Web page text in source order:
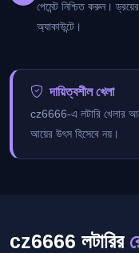
পেমেন্ট নিশ্চিত করুন।
অ্যাকাউন্টে।
দায়িত্বশীল খেলা
cz6666-এ লটারি খেলার
আয়ের উৎস হিসেবে নয়।
cz6666 লটারির